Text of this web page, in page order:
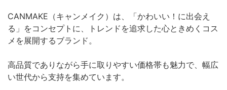
CANMAKE（キャンメイク）は、「かわいい！に出会え
る」をコンセプトに、トレンドを追求した心ときめくコス
メを展開するブランド。
高品質でありながら手に取りやすい価格帯も魅力で、幅広
い世代から支持を集めています。